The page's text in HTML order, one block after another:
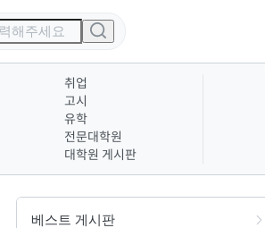
취업
고시
유학
전문대학원
대학원 게시판
베스트 게시판